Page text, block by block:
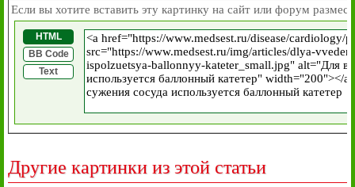
Если вы хотите вставить эту картинку на сайт или форум
HTML
BB Code
Text
Другие картинки из этой статьи